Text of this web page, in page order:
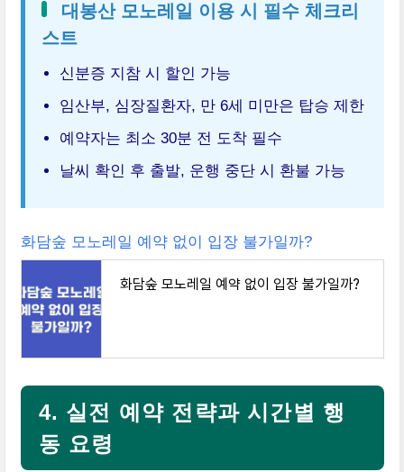
대봉산 모노레일 이용 시 필수 체크리
스트
신분증 지참 시 할인 가능
임산부, 심장질환자, 만 6세 미만은 탑승 제한
예약자는 최소 30분 전 도착 필수
날씨 확인 후 출발, 운행 중단 시 환불 가능
화담숲 모노레일 예약 없이 입장 불가일까?
화담숲 모노레일 예약 없이 입장 불가일까?
4. 실전 예약 전략과 시간별 행
동 요령